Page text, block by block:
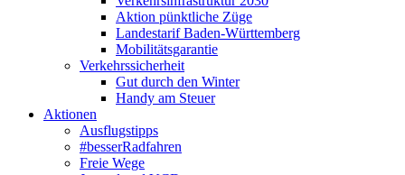
Aktion pünktliche Züge
Landestarif Baden-Württemberg
Mobilitätsgarantie
Verkehrssicherheit
Gut durch den Winter
Handy am Steuer
Aktionen
Ausflugstipps
#besserRadfahren
Freie Wege